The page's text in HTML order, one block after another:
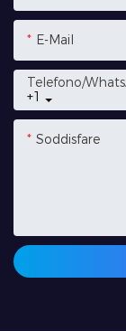
E-Mail
+1
Telefono/
Soddisfare